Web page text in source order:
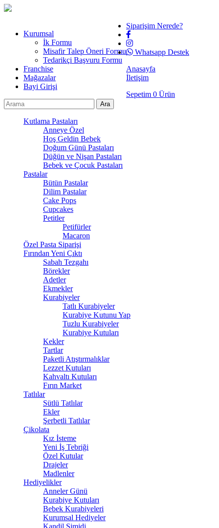
Kurumsal
İk Formu
Misafir Talep Öneri Formu
Tedarikçi Başvuru Formu
Franchise
Mağazalar
Bayi Girişi
Siparişim Nerede?
Whatsapp Destek
Anasayfa
İletişim
Sepetim 0 Ürün
Kutlama Pastaları
Anneye Özel
Hoş Geldin Bebek
Doğum Günü Pastaları
Düğün ve Nişan Pastaları
Bebek ve Çocuk Pastaları
Pastalar
Bütün Pastalar
Dilim Pastalar
Cake Pops
Cupcakes
Petitler
Petifürler
Macaron
Özel Pasta Siparişi
Fırından Yeni Çıktı
Sabah Tezgahı
Börekler
Adetler
Ekmekler
Kurabiyeler
Tatlı Kurabiyeler
Kurabiye Kutunu Yap
Tuzlu Kurabiyeler
Kurabiye Kutuları
Kekler
Tartlar
Paketli Atıştırmalıklar
Lezzet Kutuları
Kahvaltı Kutuları
Fırın Market
Tatlılar
Sütlü Tatlılar
Ekler
Şerbetli Tatlılar
Çikolata
Kız İsteme
Yeni İş Tebriği
Özel Kutular
Drajeler
Madlenler
Hediyelikler
Anneler Günü
Kurabiye Kutuları
Bebek Kurabiyeleri
Kurumsal Hediyeler
Kandil Simidi